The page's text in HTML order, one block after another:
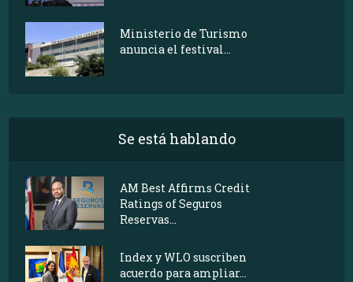
Ministerio de Turismo
anuncia el festival...
Se está hablando
AM Best Affirms Credit
Ratings of Seguros
Reservas...
Index y WLO suscriben
acuerdo para ampliar...